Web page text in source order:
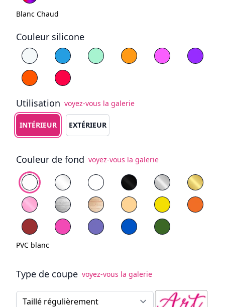
Blanc Chaud
Couleur silicone
Choisissez la couleur du silicone
Blanc Bleu Jaune
Violet
Orange
Rouge
Utilisation voyez-vous la galerie
Choisissez le type d'utilisation
INTÉRIEUR EXTÉRIEUR
Couleur de fond voyez-vous la galerie
Choisissez le fond
PVC blancPlexiglas Transparent
Plexiglas BlancPlexiglas NoirPlexiglas Miroir
Plexiglas Miroir Rose
Contreplaqué peint en blanc
Bois naturel PVC jaune
PVC rouge
PVC Bleu PVC vert
PVC blanc
Type de coupe voyez-vous la galerie
Type de coupe